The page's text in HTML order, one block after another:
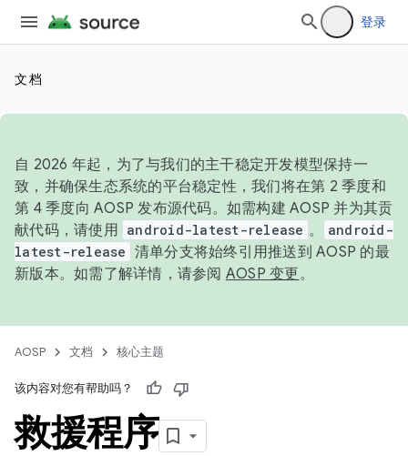
登录
文档
自 2026 年起，为了与我们的主干稳定开发模型保持一
致，并确保生态系统的平台稳定性，我们将在第 2 季度和
第 4 季度向 AOSP 发布源代码。如需构建 AOSP 并为其贡
献代码，请使用 android-latest-release 。
android-
latest-release 清单分支将始终引用推送到 AOSP 的最
新版本。如需了解详情，请参阅 AOSP 变更。
AOSP 文档 核心主题
该内容对您有帮助吗？
救援程序